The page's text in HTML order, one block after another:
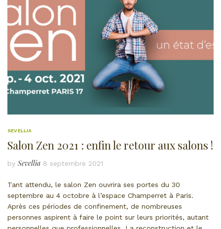
SEVELLIA
Salon Zen 2021 : enfin le retour aux salons !
by Sevellia 8 septembre 2021
Tant attendu, le salon Zen ouvrira ses portes du 30
septembre au 4 octobre à l’espace Champerret à Paris.
Après ces périodes de confinement, de nombreuses
personnes aspirent à faire le point sur leurs priorités, autant